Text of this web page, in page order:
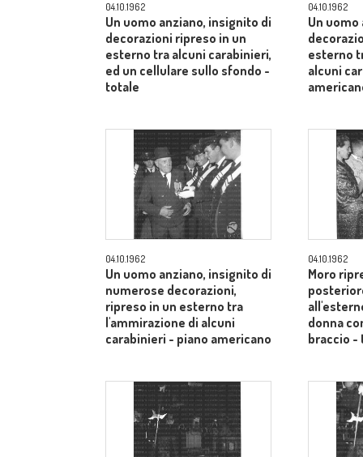
04.10.1962
Un uomo anziano, insignito di
decorazioni ripreso in un
esterno tra alcuni carabinieri,
ed un cellulare sullo sfondo -
totale
04.10.1962
Un
esterno
alcuni
04.10.1962
Un uomo anziano, insignito di
numerose decorazioni,
ripreso in un esterno tra
l'ammirazione di alcuni
carabinieri - piano americano
04.10.1962
Moro
donna
braccio -